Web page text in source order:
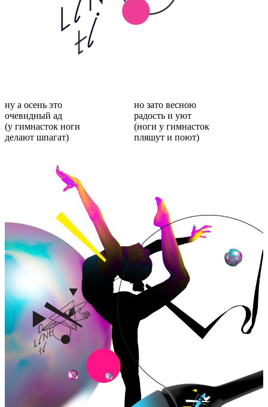
ну а осень это
очевидный ад
(у гимнасток ноги
делают шпагат)
но зато весною
радость и уют
(ноги у гимнасток
пляшут и поют)